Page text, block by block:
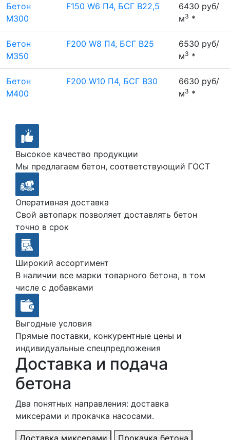
Бетон
М300
F150 W6 П4, БСГ В22,5
6430 руб/
м3 *
Бетон
М350
F200 W8 П4, БСГ В25
6530 руб/
м3 *
Бетон
М400
F200 W10 П4, БСГ В30
6630 руб/
м3 *
Высокое качество продукции
Мы предлагаем бетон, соответствующий ГОСТ
Оперативная доставка
Свой автопарк позволяет доставлять бетон
точно в срок
Широкий ассортимент
В наличии все марки товарного бетона, в том
числе с добавками
Выгодные условия
Прямые поставки, конкурентные цены и
индивидуальные спецпредложения
Доставка и подача
бетона
Два понятных направления: доставка
миксерами и прокачка насосами.
Доставка миксерами Прокачка бетона